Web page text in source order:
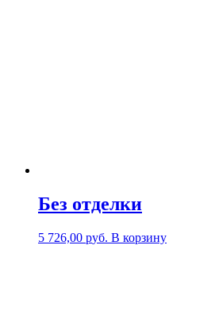
Без отделки
5 726,00 руб. В корзину